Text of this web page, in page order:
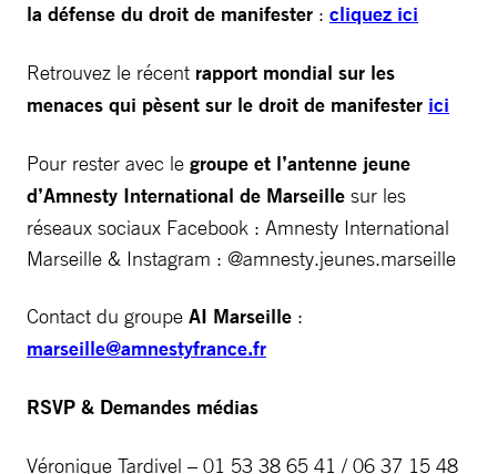
la défense du droit de manifester : cliquez ici
Retrouvez le récent rapport mondial sur les
menaces qui pèsent sur le droit de manifester ici
Pour rester avec le groupe et l’antenne jeune
d’Amnesty International de Marseille sur les
réseaux sociaux Facebook : Amnesty International
Marseille & Instagram : @amnesty.jeunes.marseille
Contact du groupe AI Marseille :
marseille@amnestyfrance.fr
RSVP & Demandes médias
Véronique Tardivel – 01 53 38 65 41 / 06 37 15 48